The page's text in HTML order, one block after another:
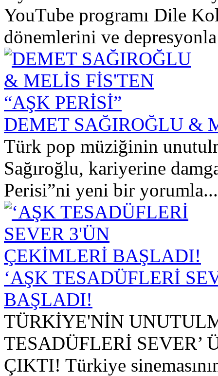
YouTube programı Dile
dönemlerini ve
DEMET SAĞIROĞLU &
Türk pop müziğinin
Sağıroğlu, kariyerine
Perisi”ni yeni bir yorumla...
‘AŞK TESADÜFLERİ
BAŞLADI!
TÜRKİYE'NİN
TESADÜFLERİ SEVER’
ÇIKTI! Türkiye